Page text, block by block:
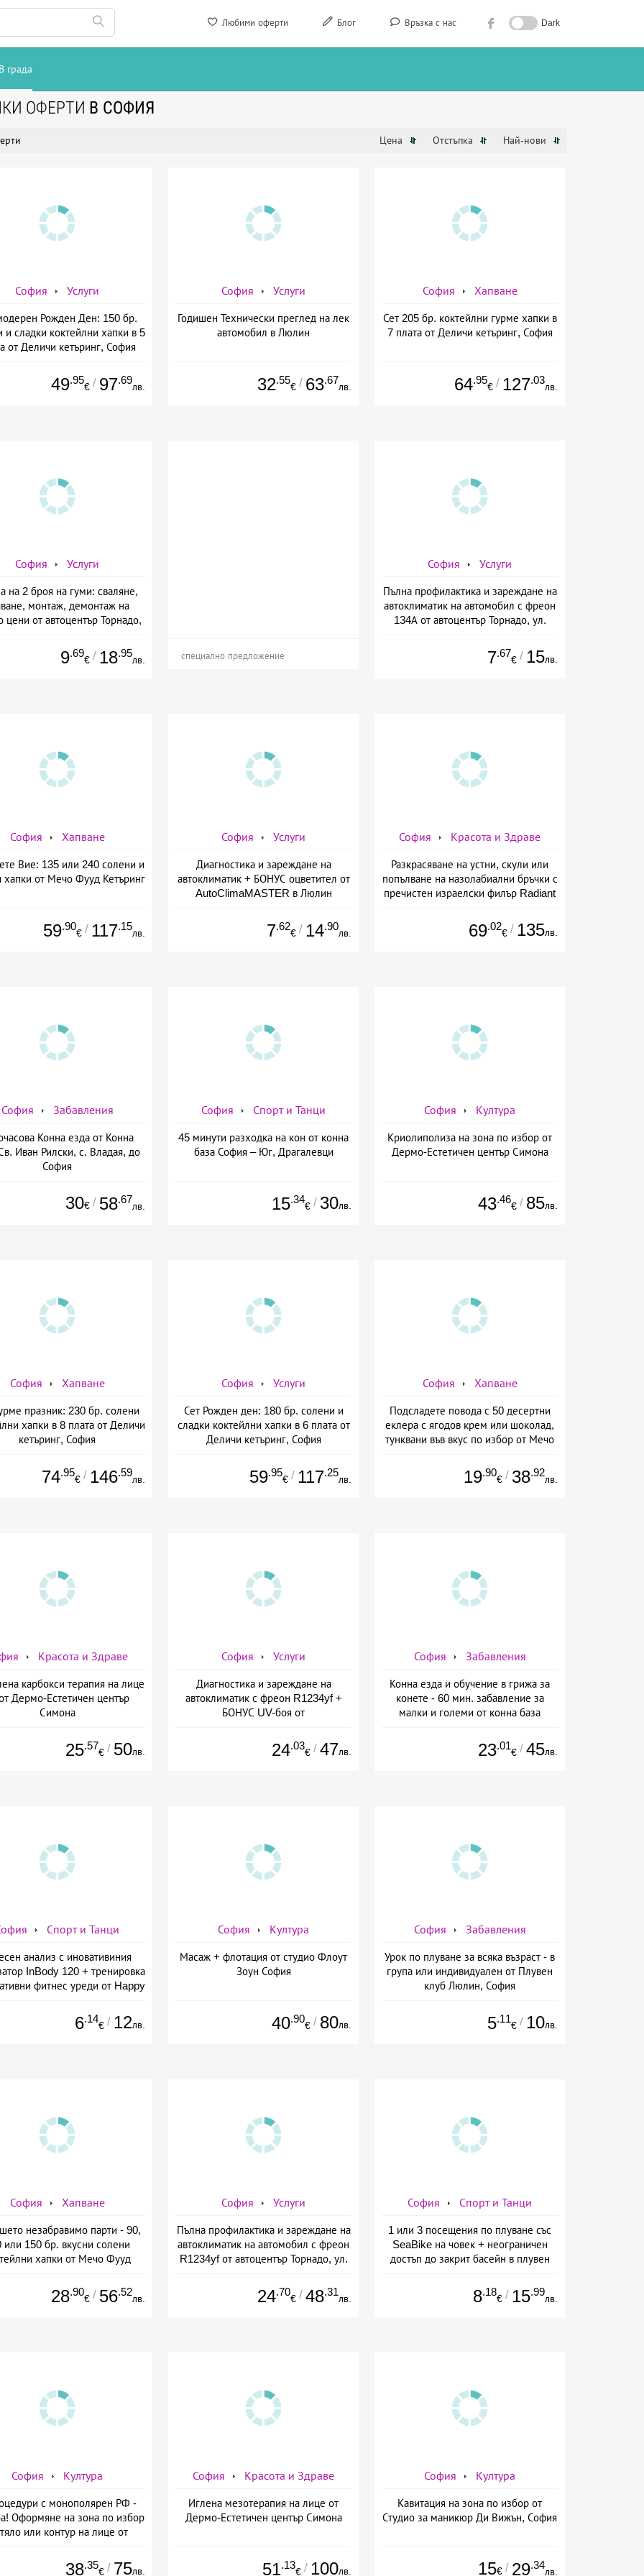
Любими оферти Блог Връзка с нас Dark
В града
ОФЕРТИ В СОФИЯ
Цена Отстъпка Най-нови
София Услуги
Рожден Ден: 150 бр.
и сладки коктейлни хапки в 5
от Деличи кетъринг, София
49.95
€ / 97.69
лв.
София Услуги
Годишен Технически преглед на лек
автомобил в Люлин
32.55
€ / 63.67
лв.
София Хапване
Сет 205 бр. коктейлни гурме хапки в
7 плата от Деличи кетъринг, София
64.95
€ / 127.03
лв.
София Услуги
на 2 броя на гуми: сваляне,
монтаж, демонтаж на
цени от автоцентър Торнадо,
9.69
€ / 18.95
лв. специално предложение
София Услуги
Пълна профилактика и зареждане на
автоклиматик на автомобил с фреон
134А от автоцентър Торнадо, ул.
7.67
€ / 15лв.
София Хапване
Вие: 135 или 240 солени и
хапки от Мечо Фууд Кетъринг
59.90
€ / 117.15
лв.
София Услуги
Диагностика и зареждане на
автоклиматик + БОНУС оцветител от
AutoClimaMASTER в Люлин
7.62
€ / 14.90
лв.
София Красота и Здраве
Разкрасяване на устни, скули или
попълване на назолабиални бръчки с
пречистен израелски филър Radiant
69.02
€ / 135лв.
София Забавления
Конна езда от Конна
Иван Рилски, с. Владая, до
София
30€ / 58.67
лв.
София Спорт и Танци
45 минути разходка на кон от конна
база София – Юг, Драгалевци
15.34
€ / 30лв.
София Култура
Криолиполиза на зона по избор от
Дермо-Естетичен център Симона
43.46
€ / 85лв.
София Хапване
празник: 230 бр. солени
хапки в 8 плата от Деличи
кетъринг, София
74.95
€ / 146.59
лв.
София Услуги
Сет Рожден ден: 180 бр. солени и
сладки коктейлни хапки в 6 плата от
Деличи кетъринг, София
59.95
€ / 117.25
лв.
София Хапване
Подсладете повода с 50 десертни
еклера с ягодов крем или шоколад,
тунквани във вкус по избор от Мечо
19.90
€ / 38.92
лв.
Красота и Здраве
карбокси терапия на лице
Дермо-Естетичен център
Симона
25.57
€ / 50лв.
София Услуги
Диагностика и зареждане на
автоклиматик с фреон R1234yf +
БОНУС UV-боя от
AutoClimaMASTER в Люлин
24.03
€ / 47лв.
София Забавления
Конна езда и обучение в грижа за
конете - 60 мин. забавление за
малки и големи от конна база
23.01
€ / 45лв.
Спорт и Танци
анализ с иновативиния
InBody 120 + тренировка
фитнес уреди от Happy
6.14
€ / 12лв.
София Култура
Масаж + флотация от студио Флоут
Зоун София
40.90
€ / 80лв.
София Забавления
Урок по плуване за всяка възраст - в
група или индивидуален от Плувен
клуб Люлин, София
5.11
€ / 10лв.
София Хапване
незабравимо парти - 90,
или 150 бр. вкусни солени
хапки от Мечо Фууд
28.90
€ / 56.52
лв.
София Услуги
Пълна профилактика и зареждане на
автоклиматик на автомобил с фреон
R1234yf от автоцентър Торнадо, ул.
24.70
€ / 48.31
лв.
София Спорт и Танци
1 или 3 посещения по плуване със
SeaBike на човек + неограничен
достъп до закрит басейн в плувен
8.18
€ / 15.99
лв.
София Култура
с монополярен РФ -
Оформяне на зона по избор
или контур на лице от
38.35
€ / 75лв.
София Красота и Здраве
Иглена мезотерапия на лице от
Дермо-Естетичен център Симона
51.13
€ / 100лв.
София Култура
Кавитация на зона по избор от
Студио за маникюр Ди Вижън, София
15€ / 29.34
лв.
-24%
те очакват още следващиятпонеделник
остават